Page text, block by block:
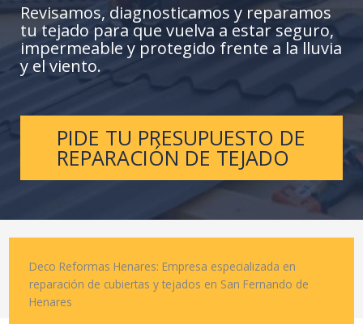
Revisamos, diagnosticamos y reparamos
tu tejado para que vuelva a estar seguro,
impermeable y protegido frente a la lluvia
y el viento.
PIDE TU PRESUPUESTO DE
REPARACIÓN DE TEJADO
Deco Reformas Henares: Empresa especializada en
reparación de cubiertas y tejados en San Fernando de
Henares